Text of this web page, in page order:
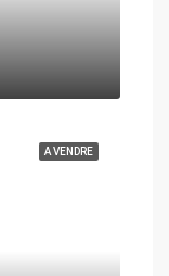
A VENDRE